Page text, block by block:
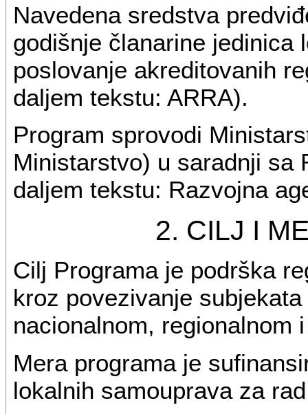
Navedena sredstva
godišnje članarine jedinica
poslovanje akreditovanih
daljem tekstu: ARRA).
Program sprovodi
Ministarstvo) u saradnji sa
daljem tekstu: Razvojna
2. CILJ I
Cilj Programa je podrška
kroz povezivanje
nacionalnom, regionalnom
Mera programa je
lokalnih samouprava za